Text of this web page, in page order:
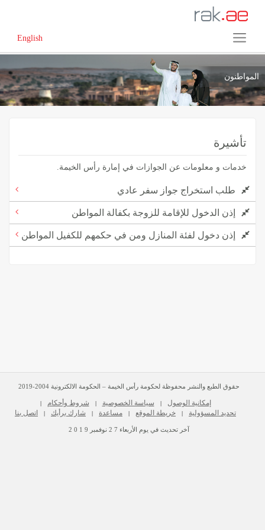
English
المواطنون
تأشيرة
خدمات و معلومات عن الجوازات في إمارة رأس الخيمة.
طلب استخراج جواز سفر عادي
إذن الدخول للإقامة للزوجة بكفالة المواطن
إذن دخول لفئة المنازل ومن في حكمهم للكفيل المواطن
حقوق الطبع والنشر محفوظة لحكومة رأس الخيمة – الحكومة الالكترونية 2004-2019
إمكانية الوصول | سياسة الخصوصية | شروط وأحكام |
تحديد المسؤولية | خريطة الموقع | مساعدة | شارك برأيك | اتصل بنا
2 0 1 9 نوفمبر 2 7 الأربعاء آخر تحديث في يوم